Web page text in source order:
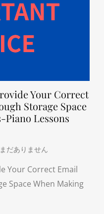
Your Correct
Storage Space
Lessons
だありません
Your Correct Email
Space When Making